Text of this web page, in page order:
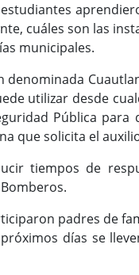
cuáles son las
municipales.
denominada
utilizar desde
Pública
que solicita el
tiempos de
padres de
días se